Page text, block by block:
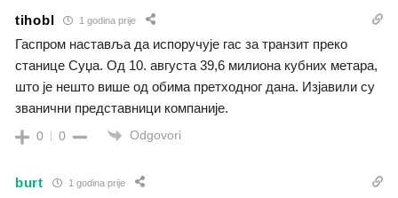
tihobl 1 godina prije
Гаспром наставља да испоручује гас за транзит преко
станице Суџа. Од 10. августа 39,6 милиона кубних метара,
што је нешто више од обима претходног дана. Изјавили су
званични представници компаније.
0 0 Odgovori
burt 1 godina prije